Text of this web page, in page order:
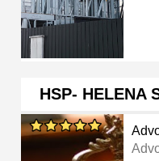
HSP- HELENA